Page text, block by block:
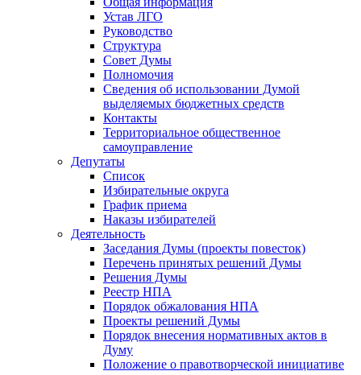
Устав ЛГО
Руководство
Структура
Совет Думы
Полномочия
Сведения об использовании Думой
выделяемых бюджетных средств
Контакты
Территориальное общественное
самоуправление
Депутаты
Список
Избирательные округа
График приема
Наказы избирателей
Деятельность
Заседания Думы (проекты повесток)
Перечень принятых решений Думы
Решения Думы
Реестр НПА
Порядок обжалования НПА
Проекты решений Думы
Порядок внесения нормативных актов в
Думу
Положение о правотворческой инициативе